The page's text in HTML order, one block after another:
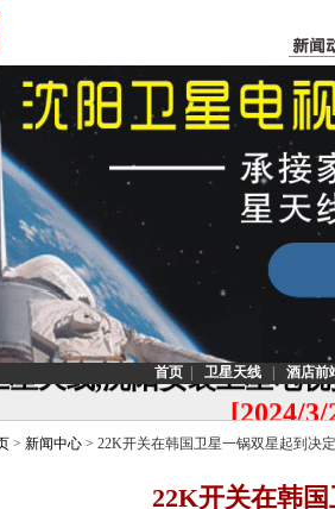
<
首页| 卫星天线 酒店前
沈阳卫星电视安装,沈
天线,沈阳安装卫星电
[2024/3/
联系电话：187-
> 新闻中心 > 22K开关在韩国卫星一锅双星起到决
22K开关在韩